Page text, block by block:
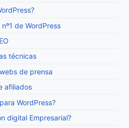
de WordPress
técnicas
de prensa
afiliados
WordPress?
digital Empresarial?